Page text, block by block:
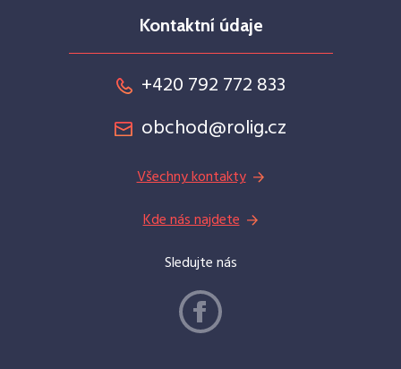
Kontaktní údaje
+420 792 772 833
obchod@rolig.cz
Všechny kontakty
Kde nás najdete
Sledujte nás